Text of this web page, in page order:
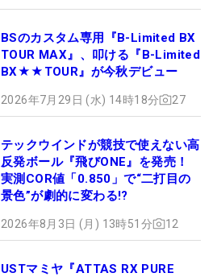
BSのカスタム専用『B-Limited BX
TOUR MAX』、叩ける『B-Limited
BX★★TOUR』が今秋デビュー
2026年7月29日 (水) 14時18分 27
テックウインドが競技で使えない高
反発ボール『飛びONE』を発売！
実測COR値「0.850」で“二打目の
景色”が劇的に変わる!?
2026年8月3日 (月) 13時51分 12
USTマミヤ『ATTAS RX PURE